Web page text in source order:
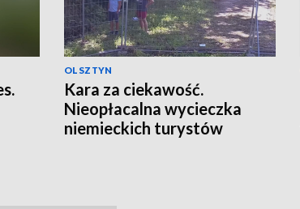
OLSZTYN
Kara za ciekawość.
Nieopłacalna wycieczka
niemieckich turystów